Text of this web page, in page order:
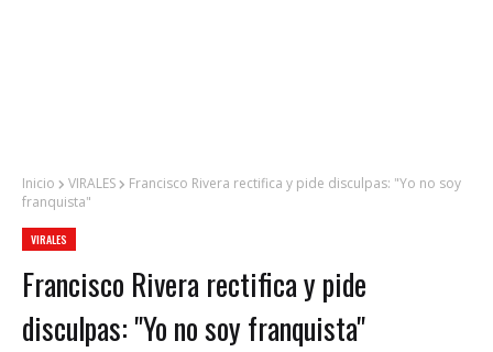
Inicio VIRALES
Francisco Rivera rectifica y pide disculpas: "Yo no soy
franquista"
VIRALES
Francisco Rivera rectifica y pide
disculpas: "Yo no soy franquista"